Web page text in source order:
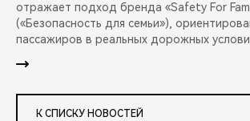
отражает подход бренда «Safety For
(«Безопасность для семьи»),
пассажиров в реальных дорожных
К СПИСКУ НОВОСТЕЙ